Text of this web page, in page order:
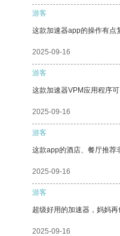
游客
这款加速器app的操作有点
2025-09-16
游客
这款加速器VPM应用程序
2025-09-16
游客
这款app的酒店、餐厅推荐
2025-09-16
游客
超级好用的加速器，妈妈再
2025-09-16